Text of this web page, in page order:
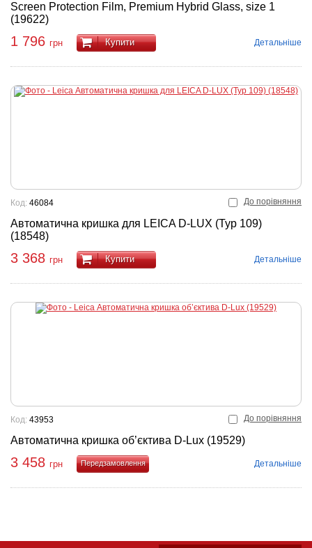
Screen Protection Film, Premium Hybrid Glass, size 1
(19622)
1 796 грн Купити Детальніше
До порівняння
Автоматична кришка для LEICA D-LUX (Typ 109)
(18548)
Код: 46084
3 368 грн Купити Детальніше
До порівняння
Автоматична кришка об’єктива D-Lux (19529)
Код: 43953
3 458 грн
Детальніше